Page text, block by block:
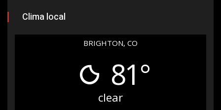
Clima local
BRIGHTON, CO
81°
clear